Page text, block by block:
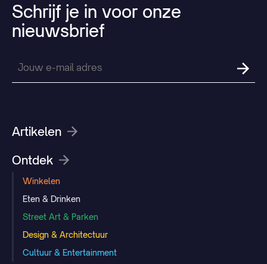
Schrijf je in voor onze
nieuwsbrief
Artikelen
Ontdek
Winkelen
Eten & Drinken
Street Art & Parken
Design & Architectuur
Cultuur & Entertainment